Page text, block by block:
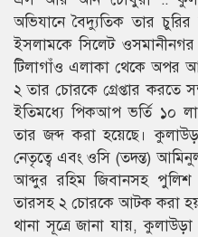
অভিযানে বৈদ্যুতিক তার
ইসলামকে সিলেট
টিলাগাঁও এলাকা থেকে অপর
২ তার চোরকে গ্রেপ্তার করতে
ইতিমধ্যে পিকআপ ভর্তি ১০
তার জব্দ করা হয়েছে।
নেতৃত্বে এবং ওসি (তদন্ত)
আব্দুর রহিম জিবানসহ
তারসহ ২ চোরকে আটক করা
থানা সূত্রে জানা যায়,